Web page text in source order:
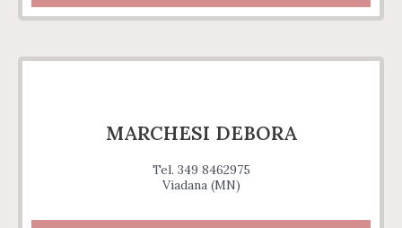
MARCHESI DEBORA
Tel. 349 8462975
Viadana (MN)